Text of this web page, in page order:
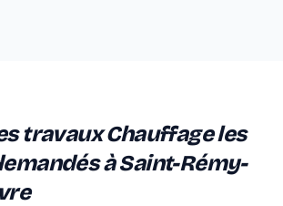
travaux Chauffage les
à Saint-Rémy-